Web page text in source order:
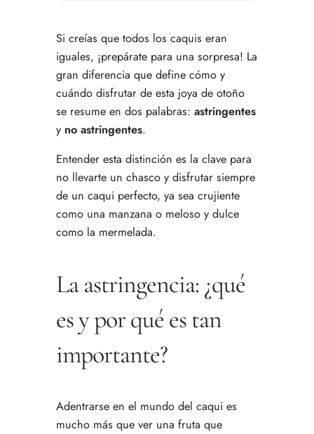
Si creías que todos los caquis eran
iguales, ¡prepárate para una sorpresa! La
gran diferencia que define cómo y
cuándo disfrutar de esta joya de otoño
se resume en dos palabras: astringentes
y no astringentes.
Entender esta distinción es la clave para
no llevarte un chasco y disfrutar siempre
de un caqui perfecto, ya sea crujiente
como una manzana o meloso y dulce
como la mermelada.
La astringencia: ¿qué
es y por qué es tan
importante?
Adentrarse en el mundo del caqui es
mucho más que ver una fruta que